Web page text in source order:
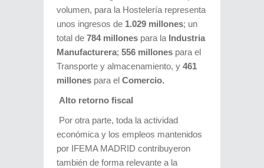
volumen, para la Hostelería representa
unos ingresos de 1.029 millones; un
total de 784 millones para la Industria
Manufacturera; 556 millones para el
Transporte y almacenamiento, y 461
millones para el Comercio.
Alto retorno fiscal
Por otra parte, toda la actividad
económica y los empleos mantenidos
por IFEMA MADRID contribuyeron
también de forma relevante a la